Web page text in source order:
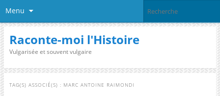
Menu
Raconte-moi l'Histoire
Vulgarisée et souvent vulgaire
TAG(S) ASSOCIÉ(S) : MARC ANTOINE RAIMONDI